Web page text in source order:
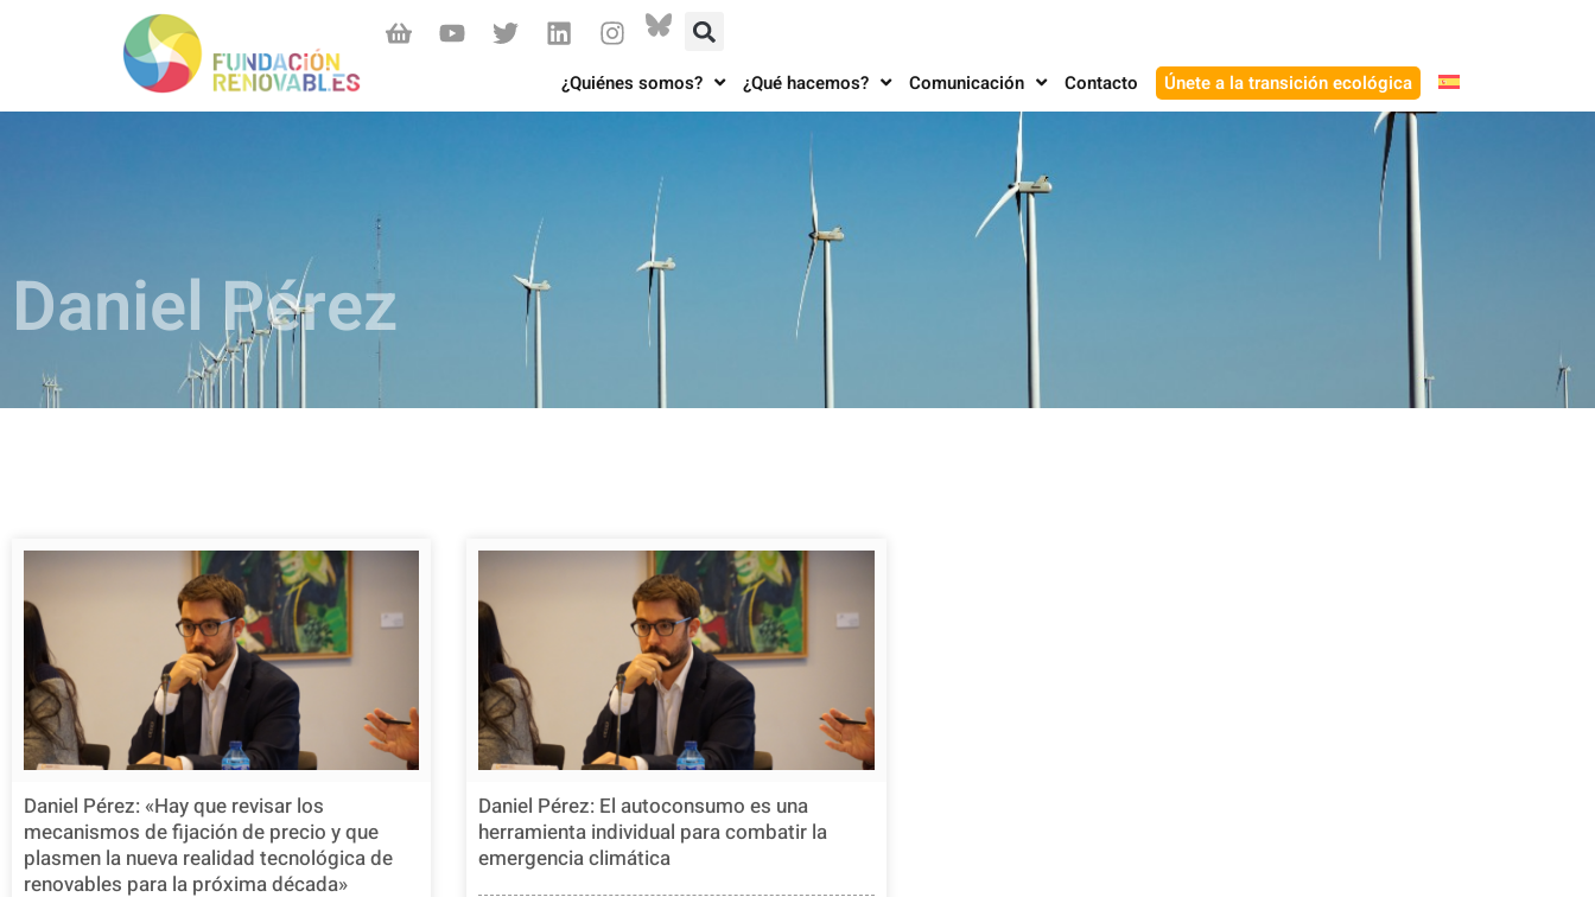
¿Quiénes somos? ¿Qué hacemos? Comunicación Contacto Únete a la transición ecológica
Daniel Pérez
Daniel Pérez: «Hay que revisar los
mecanismos de fijación de precio y que
plasmen la nueva realidad tecnológica de
renovables para la próxima década»
Daniel Pérez: El autoconsumo es una
herramienta individual para combatir la
emergencia climática